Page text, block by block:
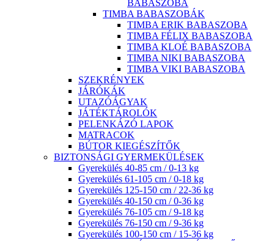
BABASZOBA
TIMBA BABASZOBÁK
TIMBA ERIK BABASZOBA
TIMBA FÉLIX BABASZOBA
TIMBA KLOÉ BABASZOBA
TIMBA NIKI BABASZOBA
TIMBA VIKI BABASZOBA
SZEKRÉNYEK
JÁRÓKÁK
UTAZÓÁGYAK
JÁTÉKTÁROLÓK
PELENKÁZÓ LAPOK
MATRACOK
BÚTOR KIEGÉSZÍTŐK
BIZTONSÁGI GYERMEKÜLÉSEK
Gyerekülés 40-85 cm / 0-13 kg
Gyerekülés 61-105 cm / 0-18 kg
Gyerekülés 125-150 cm / 22-36 kg
Gyerekülés 40-150 cm / 0-36 kg
Gyerekülés 76-105 cm / 9-18 kg
Gyerekülés 76-150 cm / 9-36 kg
Gyerekülés 100-150 cm / 15-36 kg